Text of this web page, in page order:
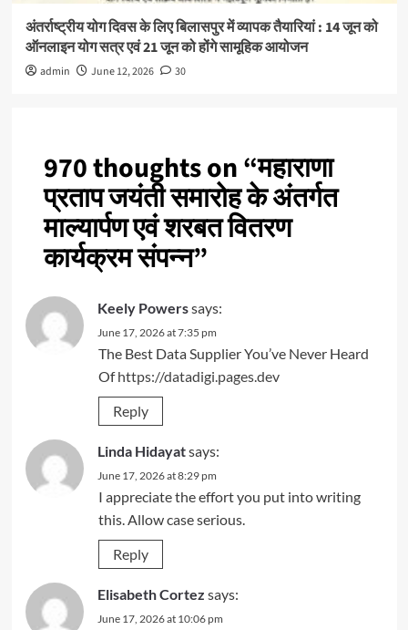
अंतर्राष्ट्रीय योग दिवस के लिए बिलासपुर में व्यापक तैयारियां : 14 जून को
ऑनलाइन योग सत्र एवं 21 जून को होंगे सामूहिक आयोजन
admin June 12, 2026 30
970 thoughts on “महाराणा
प्रताप जयंती समारोह के अंतर्गत
माल्यार्पण एवं शरबत वितरण
कार्यक्रम संपन्न”
Keely Powerssays:
June 17, 2026 at 7:35 pm
The Best Data Supplier You’ve Never Heard
Ofhttps://datadigi.pages.dev
Reply
Linda Hidayatsays:
June 17, 2026 at 8:29 pm
I appreciate the effort you put into writing
this. Allow case serious.
Reply
Elisabeth Cortez says:
June 17, 2026 at 10:06 pm